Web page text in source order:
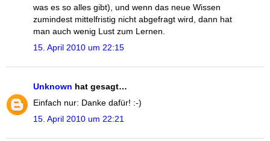
was es so alles gibt), und wenn das neue Wissen
zumindest mittelfristig nicht abgefragt wird, dann hat
man auch wenig Lust zum Lernen.
15. April 2010 um 22:15
Unknown hat gesagt…
Einfach nur: Danke dafür! :-)
15. April 2010 um 22:21